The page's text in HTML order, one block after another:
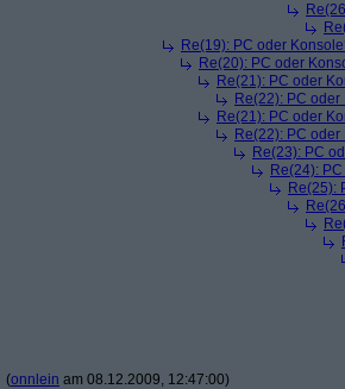
Re(19): PC oder
Re(20): PC oder
Re(21): PC oder
Re(22): PC
Re(21): PC oder
Re(22): PC
Re(23): PC
Re(24):
Re(25):
(onnlein am 08.12.2009, 12:47:00)